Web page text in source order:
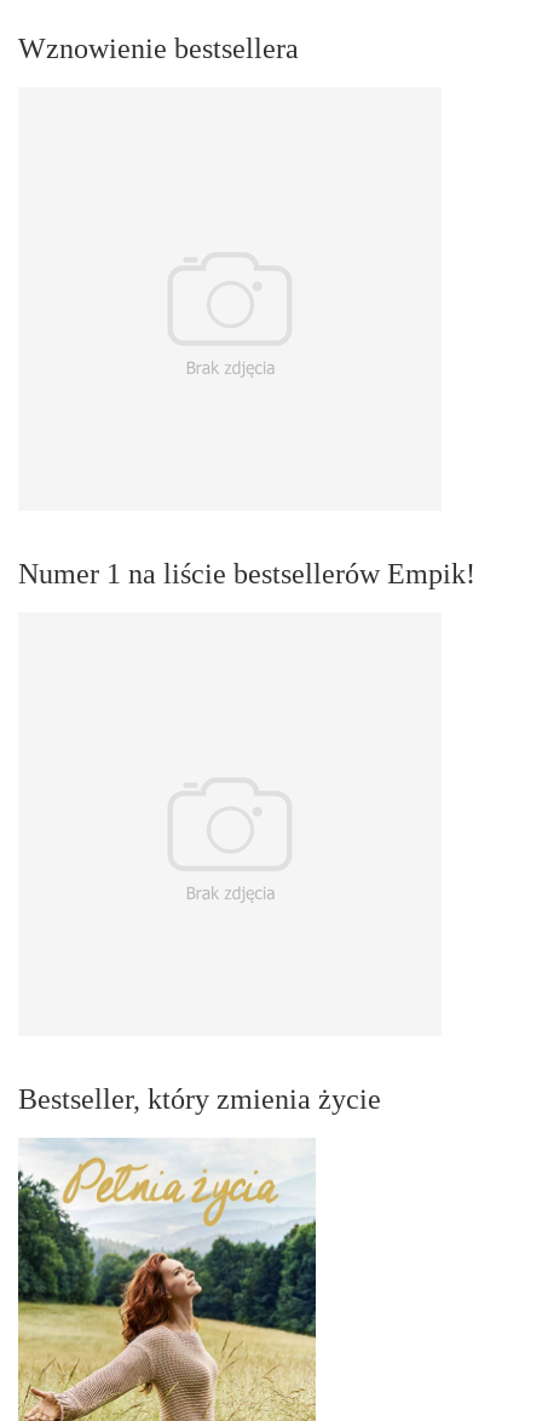
Wznowienie bestsellera
Numer 1 na liście bestsellerów Empik!
Bestseller, który zmienia życie